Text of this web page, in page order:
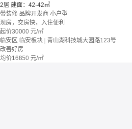
2居 建面：42-42㎡
带装修 品牌开发商 小户型
现房，交房快，入住便利
起价30000 元/㎡
临安区 临安板块 | 青山湖科技城大园路123号
改善好房
均价16850 元/㎡